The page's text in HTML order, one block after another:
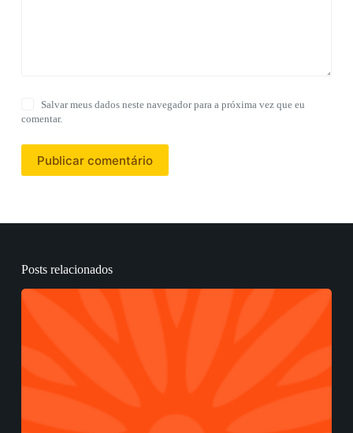
Salvar meus dados neste navegador para a próxima vez que eu
comentar.
Publicar comentário
Posts relacionados